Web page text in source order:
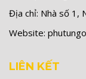
Địa chỉ: Nhà số 1,
Website:
LIÊN KẾT